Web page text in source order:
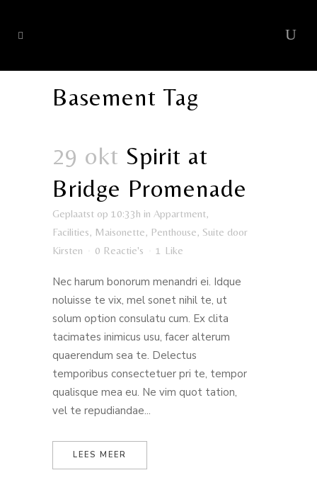
Basement Tag
29 okt Spirit at
Bridge Promenade
Geplaatst op 10:33h in Appartment,
Facilities, Maisonette, Penthouse, Suite door
Kirsten
0 Reactie's 1 Like
Nec harum bonorum menandri ei. Idque
noluisse te vix, mel sonet nihil te, ut
solum option consulatu cum. Ex clita
tacimates inimicus usu, facer alterum
quaerendum sea te. Delectus
temporibus consectetuer pri te, tempor
qualisque mea eu. Ne vim quot tation,
vel te repudiandae...
LEES MEER